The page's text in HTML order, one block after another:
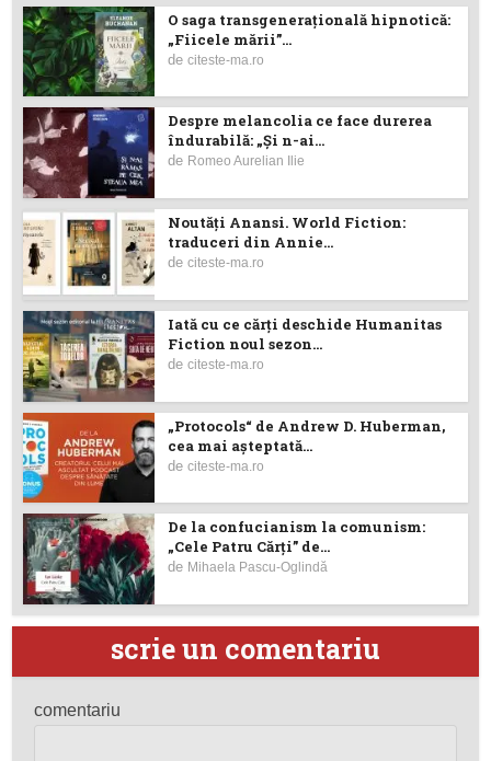
O saga transgenerațională hipnotică:
„Fiicele mării”...
deciteste-ma.ro
Despre melancolia ce face durerea
îndurabilă: „Și n-ai...
de Romeo Aurelian Ilie
Noutăţi Anansi. World Fiction:
traduceri din Annie...
deciteste-ma.ro
Iată cu ce cărţi deschide Humanitas
Fiction noul sezon...
deciteste-ma.ro
„Protocols“ de Andrew D. Huberman,
cea mai așteptată...
deciteste-ma.ro
De la confucianism la comunism:
„Cele Patru Cărți” de...
de Mihaela Pascu-Oglindă
scrie un comentariu
comentariu